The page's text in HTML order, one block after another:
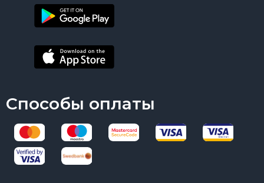
Способы оплаты